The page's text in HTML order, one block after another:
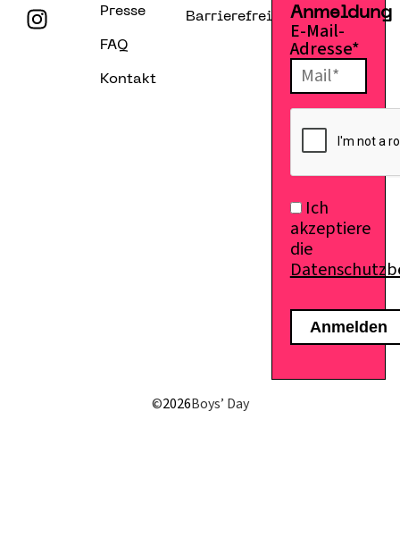
Presse
FAQ
Kontakt
Barrierefreiheitserklärung
Anmeldung
E-Mail-
Adresse*
Ich
akzeptiere
die
©2026Boys’ Day